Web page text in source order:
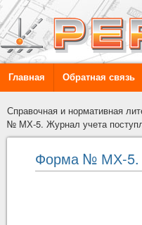
Главная Обратная связь
Справочная и нормативная
№ МХ-5. Журнал учета
Форма № МХ-5.